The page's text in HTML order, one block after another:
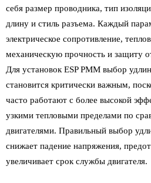
себя размер проводника, тип
длину и стиль разъема. Каждый
электрическое сопротивление,
механическую прочность и защиту
Для установок ESP PMM выбор
становится критически важным,
часто работают с более высокой
узкими тепловыми пределами по
двигателями. Правильный выбор
снижает падение напряжения,
увеличивает срок службы двигателя.